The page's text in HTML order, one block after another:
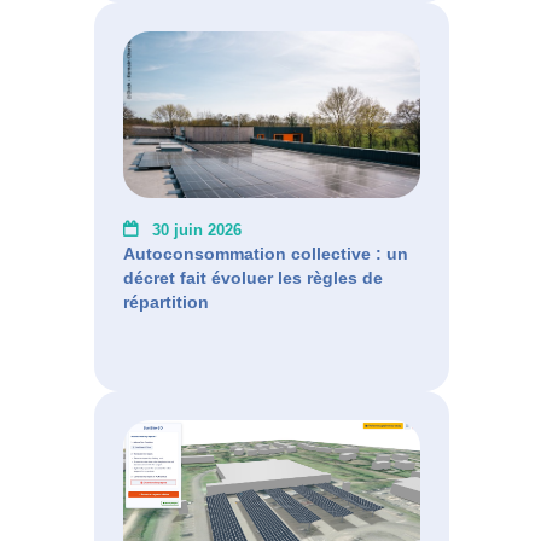
30 juin 2026
Autoconsommation collective : un
décret fait évoluer les règles de
répartition